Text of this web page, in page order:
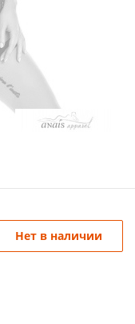
Нет в наличии